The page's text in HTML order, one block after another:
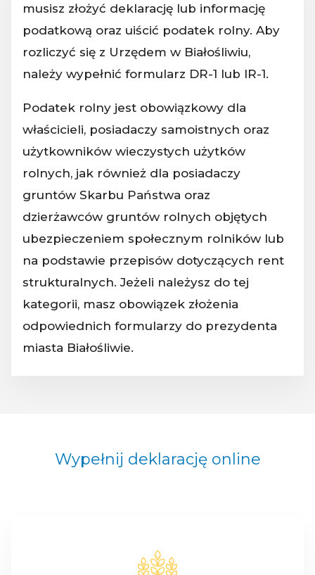
musisz złożyć deklarację lub informację
podatkową oraz uiścić podatek rolny. Aby
rozliczyć się z Urzędem w Białośliwiu,
należy wypełnić formularz DR-1 lub IR-1.
Podatek rolny jest obowiązkowy dla
właścicieli, posiadaczy samoistnych oraz
użytkowników wieczystych użytków
rolnych, jak również dla posiadaczy
gruntów Skarbu Państwa oraz
dzierżawców gruntów rolnych objętych
ubezpieczeniem społecznym rolników lub
na podstawie przepisów dotyczących rent
strukturalnych. Jeżeli należysz do tej
kategorii, masz obowiązek złożenia
odpowiednich formularzy do prezydenta
miasta Białośliwie.
Wypełnij deklarację online